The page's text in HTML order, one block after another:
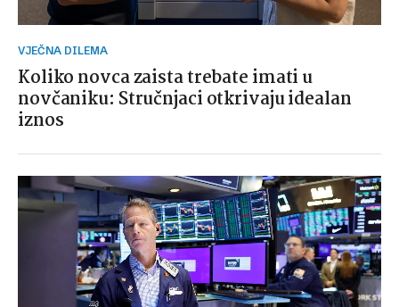
VJEČNA DILEMA
Koliko novca zaista trebate imati u
novčaniku: Stručnjaci otkrivaju idealan
iznos